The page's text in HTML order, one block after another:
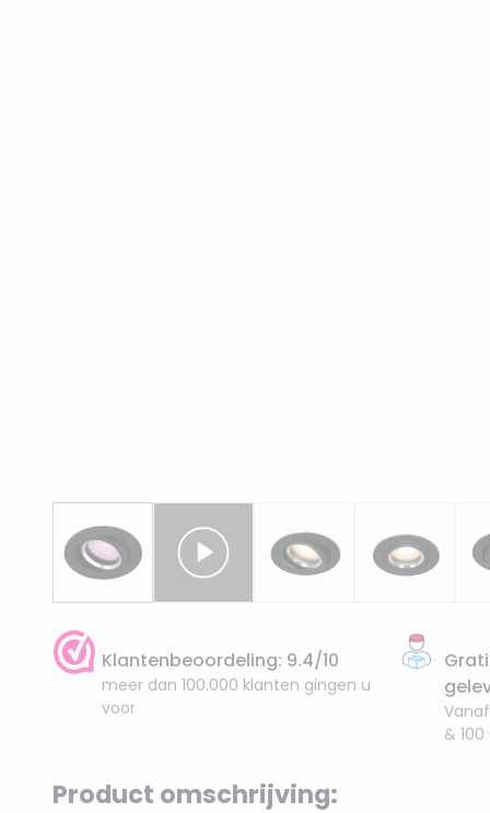
Klantenbeoordeling: 9.4/10
meer dan 100.000 klanten gingen u
voor
Vanaf
&
Product omschrijving: